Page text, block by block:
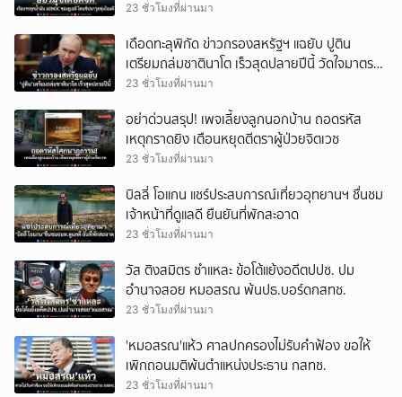
23 ชั่วโมงที่ผ่านมา
เดือดทะลุพิกัด ข่าวกรองสหรัฐฯ แฉยับ ปูติน
เตรียมถล่มชาตินาโต เร็วสุดปลายปีนี้ วัดใจมาตรา
5
23 ชั่วโมงที่ผ่านมา
อย่าด่วนสรุป! เพจเลี้ยงลูกนอกบ้าน ถอดรหัส
เหตุกราดยิง เตือนหยุดตีตราผู้ป่วยจิตเวช
23 ชั่วโมงที่ผ่านมา
บิลลี่ โอแกน แชร์ประสบการณ์เที่ยวอุทยานฯ ชื่นชม
เจ้าหน้าที่ดูแลดี ยืนยันที่พักสะอาด
23 ชั่วโมงที่ผ่านมา
วัส ติงสมิตร ชำแหละ ข้อโต้แย้งอดีตปปช. ปม
อำนาจสอย หมอสรณ พ้นปธ.บอร์ดกสทช.
23 ชั่วโมงที่ผ่านมา
'หมอสรณ'แห้ว ศาลปกครองไม่รับคำฟ้อง ขอให้
เพิกถอนมติพ้นตำแหน่งประธาน กสทช.
23 ชั่วโมงที่ผ่านมา